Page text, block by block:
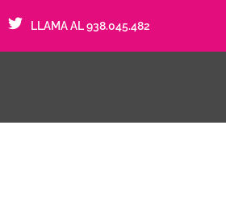
LLAMA AL 938.045.482